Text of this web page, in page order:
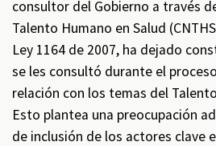
consultor del Gobierno a través
Talento Humano en Salud
Ley 1164 de 2007, ha dejado
se les consultó durante el
relación con los temas del
Esto plantea una preocupación
de inclusión de los actores clave